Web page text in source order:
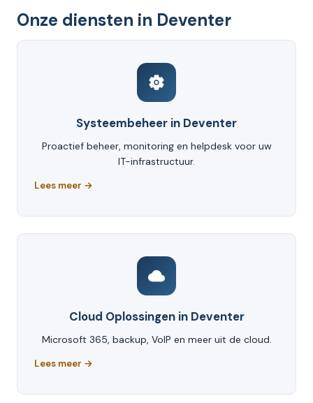
Onze diensten in Deventer
Systeembeheer in Deventer
Proactief beheer, monitoring en helpdesk voor uw
IT-infrastructuur.
Lees meer →
Cloud Oplossingen in Deventer
Microsoft 365, backup, VoIP en meer uit de cloud.
Lees meer →